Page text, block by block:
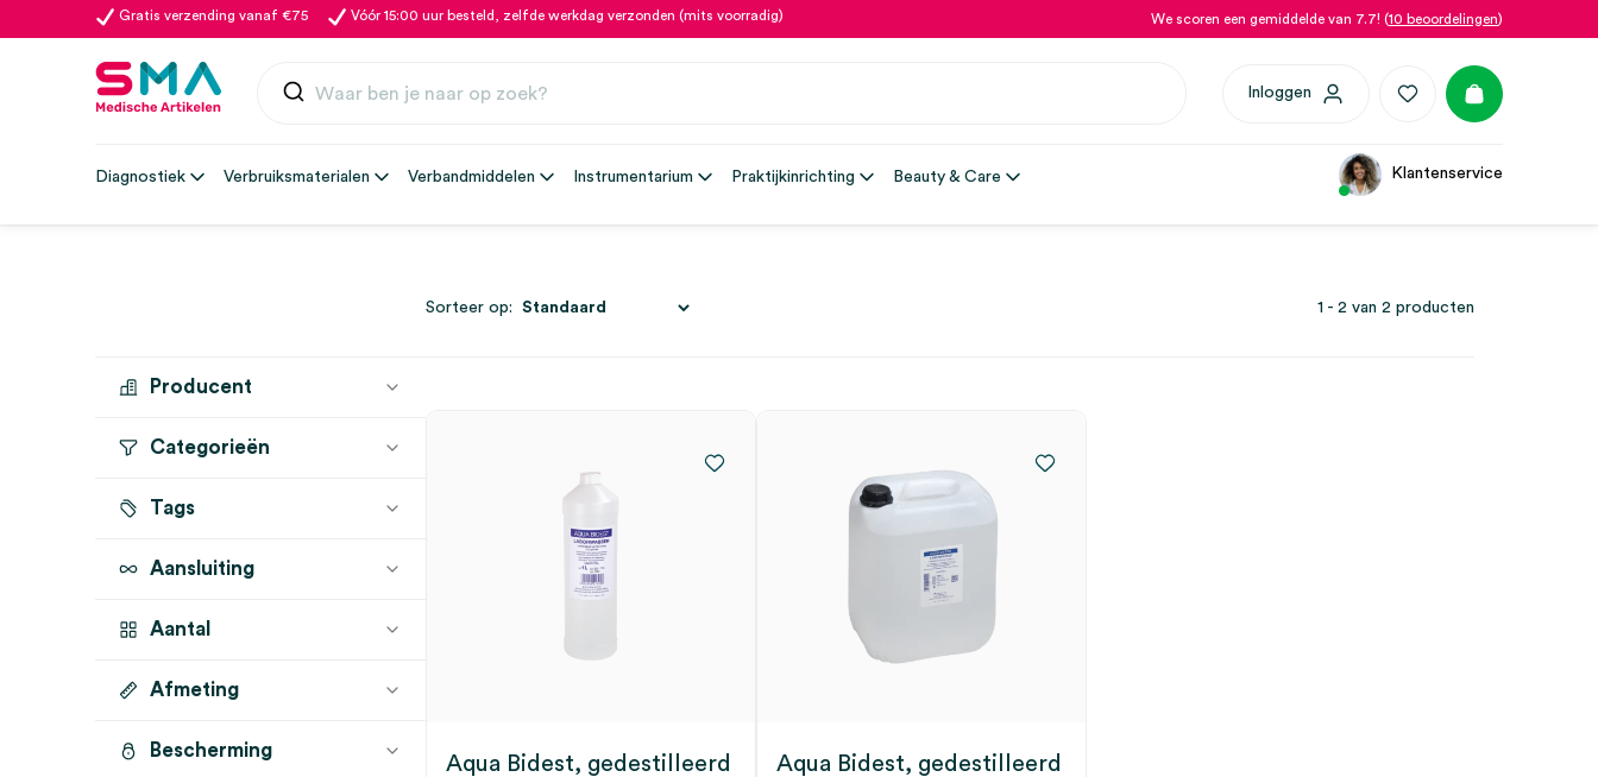
Gratis verzending vanaf €75 Vóór 15:00 uur besteld, zelfde werkdag verzonden (mits voorradig) We scoren een gemiddelde van 7.7! (10 beoordelingen)
Inloggen
Diagnostiek Verbruiksmaterialen Verbandmiddelen Instrumentarium Praktijkinrichting Beauty & Care Klantenservice
Producent
SERVOPRAX (2)
Categorieën
Laboratorium vloeistoffen
Tags
Aansluiting
Aantal
1 stuk (2)
Afmeting
Bescherming
1 - 2 van 2 producten
Sorteer op:
Aqua Bidest, gedestilleerd
Aqua Bidest, gedestilleerd